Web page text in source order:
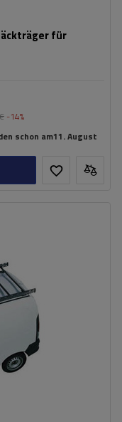
für
-14%
schon am11. August